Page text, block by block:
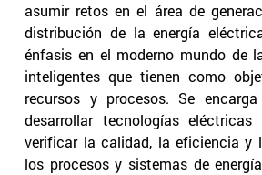
asumir retos en el área de
distribución de la energía
énfasis en el moderno mundo de
inteligentes que tienen como
recursos y procesos. Se
desarrollar tecnologías
verificar la calidad, la eficiencia y
los procesos y sistemas de